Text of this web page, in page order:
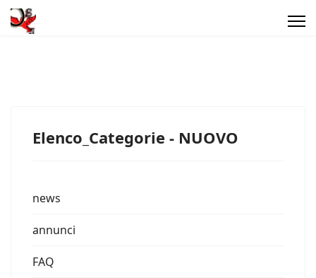
Elenco_Categorie - NUOVO
news
annunci
FAQ